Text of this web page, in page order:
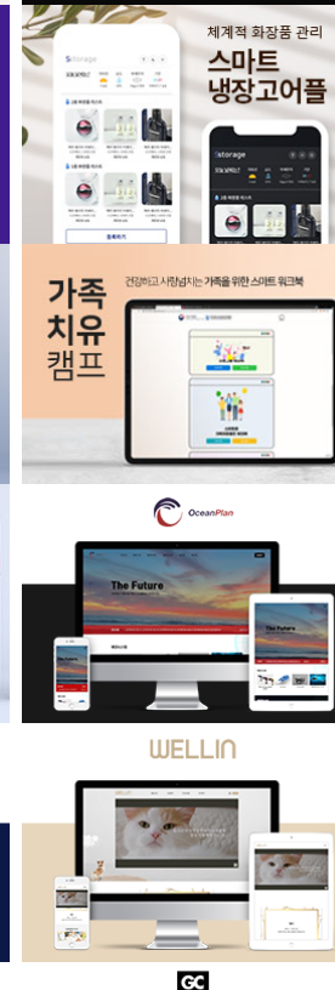
수중지도 영상 사이트 (반응형)
스마트 냉장고 어플리케이션
가족치유캠프 스마트 워크북
해양시스템 회사 반응형 홈페이지